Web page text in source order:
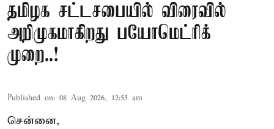
தமிழக சட்டசபையில் விரைவில்
அறிமுகமாகிறது பயோமெட்ரிக்
முறை..!
Published on: 08 Aug 2026, 12:55 am
சென்னை,